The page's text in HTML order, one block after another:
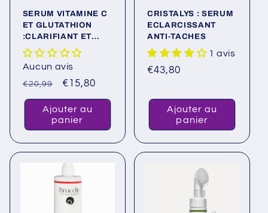
SERUM VITAMINE C
ET GLUTATHION
:CLARIFIANT ET
UNIFIANT
Aucun avis
Prix
habituel
€20,99
Prix
promotionnel
€15,80
Ajouter au
panier
CRISTALYS : SERUM
ECLARCISSANT
ANTI-TACHES
1 avis
Prix
€43,80
Ajouter au
panier